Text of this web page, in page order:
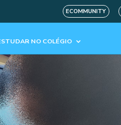
ECOMMUNITY
NO COLÉGIO